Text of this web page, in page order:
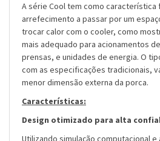
A série Cool tem como característica
arrefecimento a passar por um
trocar calor com o cooler, como
mais adequado para acionamentos
prensas, e unidades de energia. O
com as especificações tradicionais,
menor dimensão externa da porca.
Características:
Design otimizado para alta
Utilizando simulação computacional e